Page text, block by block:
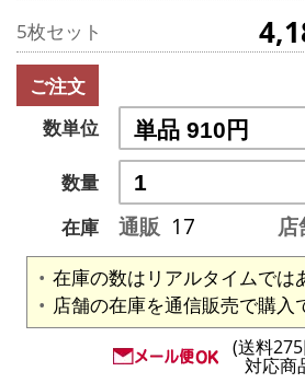
5枚セット
ご注文
数単位
数量
在庫
通販 17 店
在庫の数はリアルタイムでは
店舗の在庫を通信販売で購入
(送料
対応商